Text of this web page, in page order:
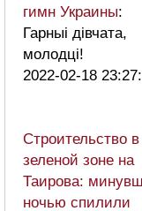
гимн Украины:
Гарныі дівчата,
молодці!
2022-02-18
Строительство в
зеленой зоне на
Таирова:
ночью спилили